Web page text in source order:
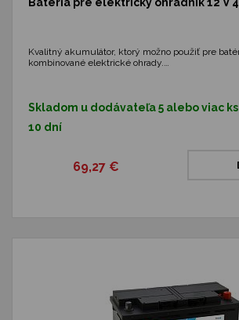
Kvalitný akumulátor, ktorý možno použiť pre
kombinované elektrické ohrady.…
Skladom u dodávateľa 5 alebo viac
10 dní
69,27 €